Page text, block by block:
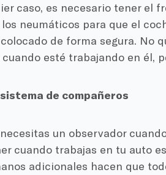
caso, es necesario tener el
neumáticos para que el
de forma segura. No
esté trabajando en él,
de compañeros
un observador
cuando trabajas en tu auto
adicionales hacen que